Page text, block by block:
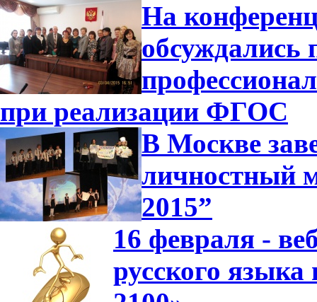
На
обсуждались
при реализации ФГОС
В Москве
личностный
2015”
16 февраля -
русского